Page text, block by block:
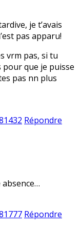
je t’avais
pas apparu!
vrm pas, si tu
que je puisse
pas nn plus
Répondre
Répondre